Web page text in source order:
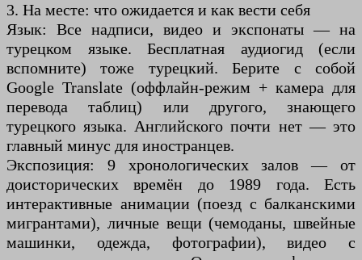
3. На месте: что ожидается и как вести себя
Язык: Все надписи, видео и экспонаты — на
турецком языке. Бесплатная аудиогид (если
вспомните) тоже турецкий. Берите с собой
Google Translate (оффлайн-режим + камера для
перевода таблиц) или другого, знающего
турецкого языка. Английского почти нет — это
главный минус для иностранцев.
Экспозиция: 9 хронологических залов — от
доисторических времён до 1989 года. Есть
интерактивные анимации (поезд с балканскими
мигрантами), личные вещи (чемоданы, швейные
машинки, одежда, фотографии), видео с